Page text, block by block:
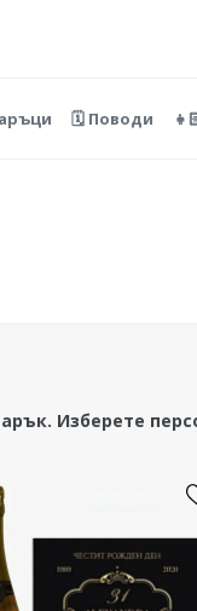
🗓️ Поводи
Изберете